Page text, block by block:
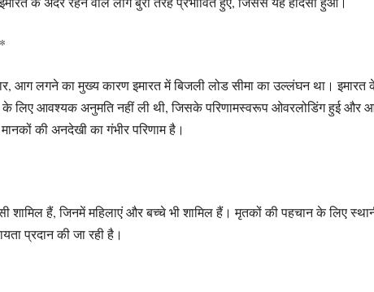
आग लगने का मुख्य कारण इमारत में बिजली लोड सीमा का उल्लंघन था। इमारत
लिए आवश्यक अनुमति नहीं ली थी, जिसके परिणामस्वरूप ओवरलोडिंग हुई और
की अनदेखी का गंभीर परिणाम है।
शामिल हैं, जिनमें महिलाएं और बच्चे भी शामिल हैं। मृतकों की पहचान के लिए
प्रदान की जा रही है।